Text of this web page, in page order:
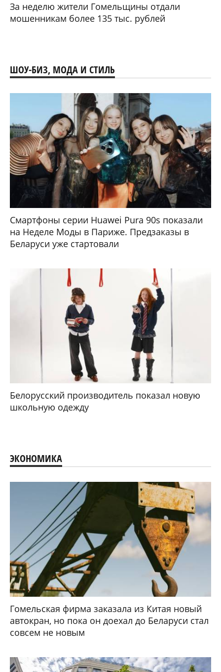
За неделю жители Гомельщины отдали
мошенникам более 135 тыс. рублей
ШОУ-БИЗ, МОДА И СТИЛЬ
Смартфоны серии Huawei Pura 90s показали
на Неделе Моды в Париже. Предзаказы в
Беларуси уже стартовали
Белорусский производитель показал новую
школьную одежду
ЭКОНОМИКА
Гомельская фирма заказала из Китая новый
автокран, но пока он доехал до Беларуси стал
совсем не новым